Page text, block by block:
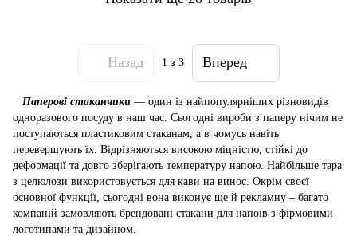
Паперові стаканчики — один із найпопулярніших різновидів
одноразового посуду в наш час. Сьогодні вироби з паперу нічим не
поступаються пластиковим стаканам, а в чомусь навіть
перевершують їх. Відрізняються високою міцністю, стійкі до
деформації та довго зберігають температуру напою. Найбільше тара
з целюлози використовується для кави на винос. Окрім своєї
основної функції, сьогодні вона виконує ще й рекламну – багато
компаній замовляють брендовані стакани для напоїв з фірмовими
логотипами та дизайном.
Назад 1 з 3 Вперед